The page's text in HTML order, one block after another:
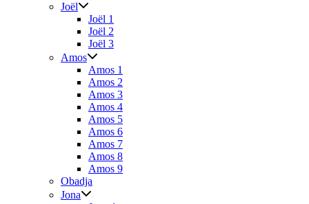
Joël
Joël 1
Joël 2
Joël 3
Amos
Amos 1
Amos 2
Amos 3
Amos 4
Amos 5
Amos 6
Amos 7
Amos 8
Amos 9
Obadja
Jona